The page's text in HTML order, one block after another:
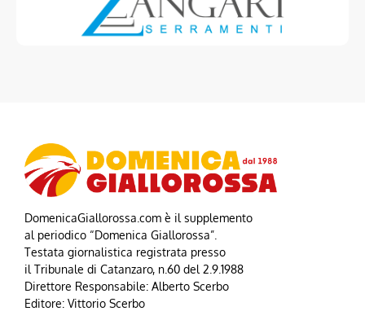
DomenicaGiallorossa.com è il supplemento
al periodico “Domenica Giallorossa”.
Testata giornalistica registrata presso
il Tribunale di Catanzaro, n.60 del 2.9.1988
Direttore Responsabile: Alberto Scerbo
Editore: Vittorio Scerbo